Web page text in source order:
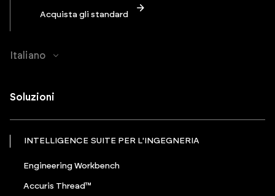
Acquista gli standard
Italiano
Soluzioni
INTELLIGENCE SUITE PER L'INGEGNERIA
Engineering Workbench
Accuris Thread™